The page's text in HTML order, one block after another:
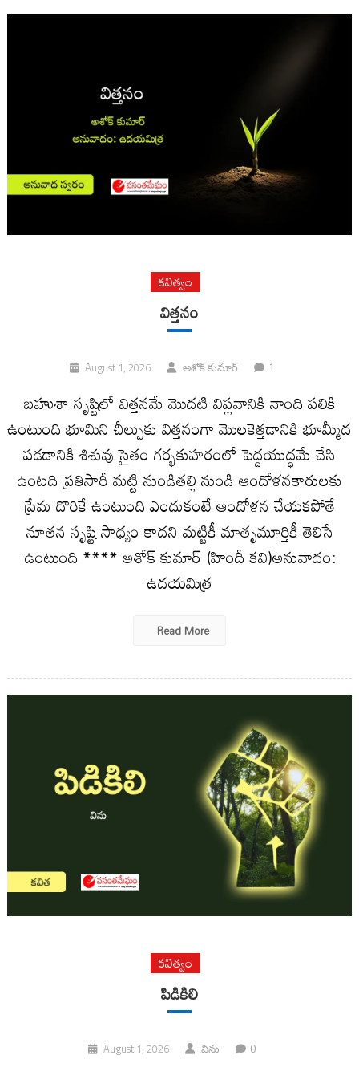
కవిత్వం
విత్తనం
August 1, 2026 అశోక్ కుమార్ 1
బహుశా సృష్టిలో విత్తనమే మొదటి విప్లవానికి నాంది పలికి
ఉంటుంది భూమిని చీల్చుకు విత్తనంగా మొలకెత్తడానికి భూమ్మీద
పడడానికి శిశువు సైతం గర్భకుహరంలో పెద్దయుద్ధమే చేసి
ఉంటది ప్రతిసారీ మట్టి నుండితల్లి నుండి ఆందోళనకారులకు
ప్రేమ దొరికే ఉంటుంది ఎందుకంటే ఆందోళన చేయకపోతే
నూతన సృష్టి సాధ్యం కాదని మట్టికీ మాతృమూర్తికీ తెలిసే
ఉంటుంది **** అశోక్ కుమార్ (హిందీ కవి)అనువాదం:
ఉదయమిత్ర
Read More
కవిత్వం
పిడికిలి
August 1, 2026 విను 0